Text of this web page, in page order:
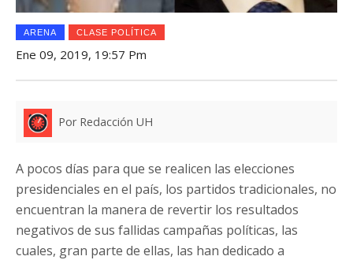
ARENA CLASE POLÍTICA
Ene 09, 2019, 19:57 Pm
Por Redacción UH
A pocos días para que se realicen las elecciones
presidenciales en el país, los partidos tradicionales, no
encuentran la manera de revertir los resultados
negativos de sus fallidas campañas políticas, las
cuales, gran parte de ellas, las han dedicado a